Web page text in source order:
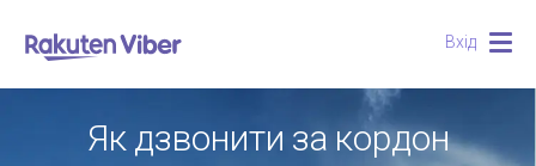
Вхід
Як дзвонити за кордон